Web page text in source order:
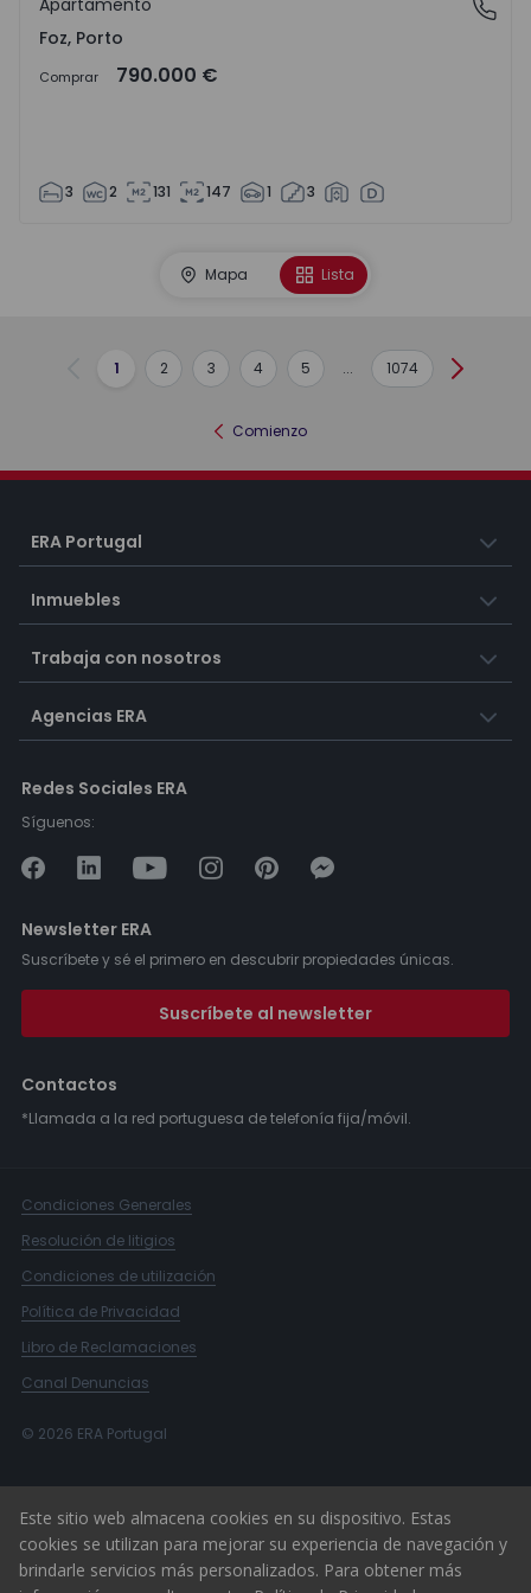
Foz, Porto
Apartamento
Foz, Porto
Comprar 790.000 €
3 2 131 147 1 3
Mapa Lista
Anterior
1 2 3 4 5 ... 1074
Comienzo
ERA Portugal
Inmuebles
Trabaja con nosotros
Agencias ERA
Redes Sociales ERA
Síguenos:
Newsletter ERA
Suscríbete y sé el primero en descubrir propiedades únicas.
Suscríbete al newsletter
Contactos
*Llamada a la red portuguesa de telefonía fija/móvil.
Condiciones Generales
Resolución de litigios
Condiciones de utilización
Política de Privacidad
Libro de Reclamaciones
Canal Denuncias
© 2026 ERA Portugal
Este sitio web almacena cookies en su dispositivo. Estas
cookies se utilizan para mejorar su experiencia de navegación y
brindarle servicios más personalizados. Para obtener más